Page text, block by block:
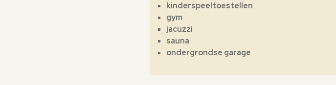
kinderspeeltoestellen
gym
jacuzzi
sauna
ondergrondse garage